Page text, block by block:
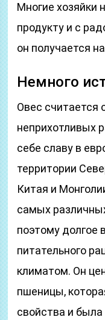
Многие хозяйки
продукту и с
он получается
Немного
Овес считается
неприхотливых
себе славу в
территории
Китая и
самых
поэтому долгое
питательного
климатом. Он
пшеницы,
свойства и